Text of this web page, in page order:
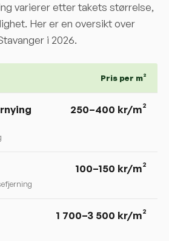
varierer etter takets størrelse,
Her er en oversikt over
i 2026.
Pris per m²
250–400 kr/m²
100–150 kr/m²
1 700–3 500 kr/m²